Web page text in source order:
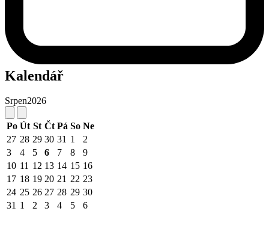
Kalendář
Srpen2026
Po Út St Čt Pá So Ne
27 28 29 30 31 1
2
3
4 5 6 7 8
9
10 11 12 13 14 15 16
17 18 19 20 21 22 23
24 25 26 27 28 29 30
31 1 2 3 4 5 6